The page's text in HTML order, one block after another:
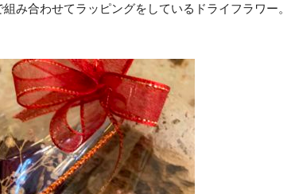
み合わせてラッピングをしているドライフラワー。